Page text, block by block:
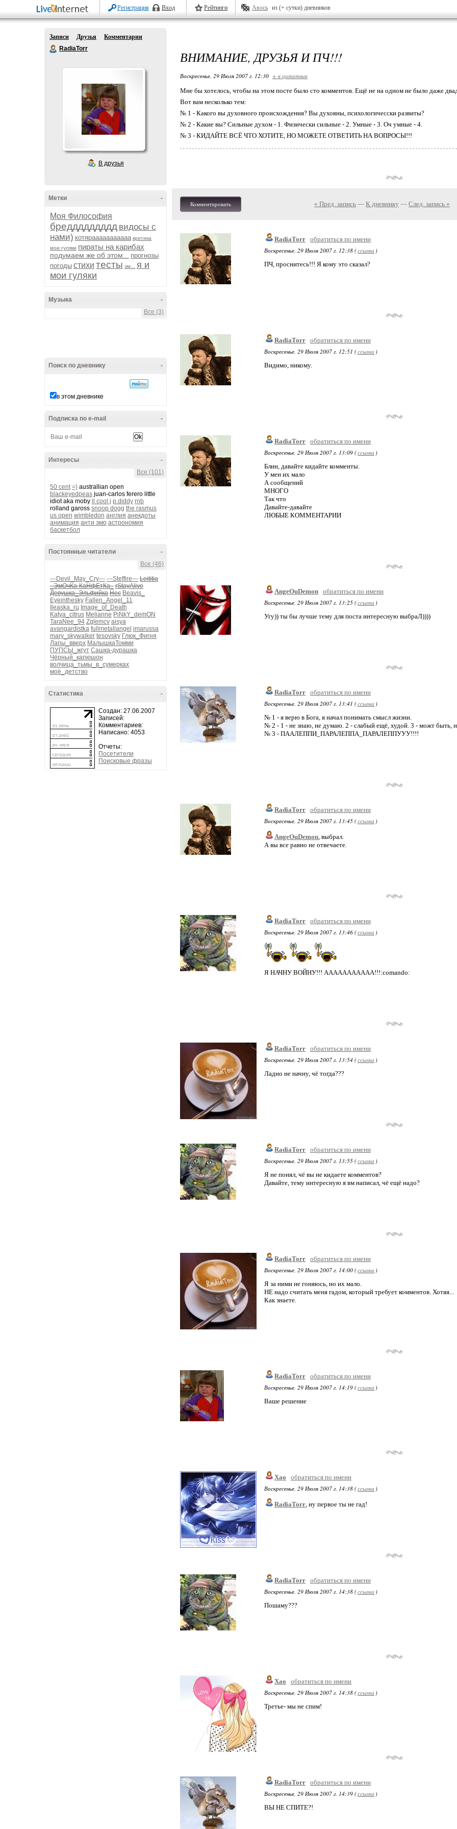
Регистрация Вход Рейтинги Авось из (+ сутки) дневников
Записи Друзья
Комментарии
RadiaTorr
В друзья
-
Метки
Моя Философия
бреддддддддд видосы с
нами) котярааааааааааа критика
мои гуляки пираты на карибах
подумаем же об этом...
прогнозы
погоды стихи тесты эм...
я и
мои гуляки
-
Музыка
Все (3)
-
Поиск по дневнику
в этом дневнике
-
Подписка по e-mail
-
Интересы
Все (101)
50 cent =) australlian open
blackeyedpeas juan-carlos ferero little
idiot aka moby
ll cool j p.diddy rnb
rolland gaross snoop dogg the rasmus
us open wimbledon англия анекдоты
анимация анти эмо астрономия
баскетбол
-
Постоянные читатели
Все (46)
---Devil_May_Cry--- ---Steffire--- Leititia
_ЭмОчКа-КаНфЕтКа_ rStayAlive
Девушка_Эльфийка Нес Beavis_
Eyeinthesky Fallen_Angel_11
Ileaska_ru Image_of_Death
Katya_citrus Melianne PiNkY_demON
TaraNee_94 Zglemcv aisya
avangardistka fullmetallangel imarussa
mary_skywalker tesovsky Глюк_Фигня
Лапы_вверх МалышкаТомми
ПУПСЫ_жгут Сашка-дурашка
Чёрный_капюшон
волчица_тьмы_в_сумерках
моё_детство
-
Статистика
Создан: 27.06.2007
Записей:
Комментариев:
Написано: 4053
Отчеты:
Посетители
Поисковые фразы
ВНИМАНИЕ, ДРУЗЬЯ И ПЧ!!!
Воскресенье, 29 Июля 2007 г. 12:30 + в цитатник
Мне бы хотелось, чтобы на этом посте было сто комментов. Ещё не на одном не было
Вот вам несколько тем:
№ 1 - Какого вы духовного происхождения? Вы духовны, психологичесски развиты?
№ 2 - Какие вы? Сильные духом - 1. Физически сильные - 2. Умные - 3. Оч умные - 4.
№ 3 - КИДАЙТЕ ВСЁ ЧТО ХОТИТЕ, НО МОЖЕТЕ ОТВЕТИТЬ НА ВОПРОСЫ!!!
Комментировать « Пред. запись — К дневнику — След. запись »
RadiaTorr обратиться по имени
Воскресенье, 29 Июля 2007 г. 12:38 (ссылка )
ПЧ, проснитесь!!! Я кому это сказал?
RadiaTorr обратиться по имени
Воскресенье, 29 Июля 2007 г. 12:51 (ссылка )
Видимо, никому.
RadiaTorr обратиться по имени
Воскресенье, 29 Июля 2007 г. 13:09 (ссылка )
Блин, давайте кидайте комменты.
У мен их мало
А сообщений
МНОГО
Так что
Давайте-давайте
ЛЮБЫЕ КОММЕНТАРИИ
AngeOuDemon обратиться по имени
Воскресенье, 29 Июля 2007 г. 13:25 (ссылка )
Угу)) ты бы лучше тему для поста интересную выбраЛ))))
RadiaTorr обратиться по имени
Воскресенье, 29 Июля 2007 г. 13:41 (ссылка )
№ 1 - я верю в Бога, я начал понимать смысл жизни.
№ 2 - 1 - не знаю, не думаю. 2 - слабый ещё, худой. 3 - можт быть,
№ 3 - ПААЛЕППИ_ПАРАЛЕППА_ПАРАЛЕППУУУ!!!!
RadiaTorr обратиться по имени
Воскресенье, 29 Июля 2007 г. 13:45 (ссылка )
AngeOuDemon, выбрал.
А вы все равно не отвечаете.
RadiaTorr обратиться по имени
Воскресенье, 29 Июля 2007 г. 13:46 (ссылка )
Я НАЧНУ ВОЙНУ!!! ААААААААААА!!!:comando:
RadiaTorr обратиться по имени
Воскресенье, 29 Июля 2007 г. 13:54 (ссылка )
Ладно не начну, чё тогда???
RadiaTorr обратиться по имени
Воскресенье, 29 Июля 2007 г. 13:55 (ссылка )
Я не понял, чё вы не кидаете комментов?
Давайте, тему интересную я вм написал, чё ещё надо?
RadiaTorr обратиться по имени
Воскресенье, 29 Июля 2007 г. 14:00 (ссылка )
Я за ними не гоняюсь, но их мало.
НЕ надо считать меня гадом, который требует комментов. Хотяя...
Как знаете.
RadiaTorr обратиться по имени
Воскресенье, 29 Июля 2007 г. 14:19 (ссылка )
Ваше решение
Xao
обратиться по имени
Воскресенье, 29 Июля 2007 г. 14:38 (ссылка )
RadiaTorr, ну первое ты не гад!
RadiaTorr обратиться по имени
Воскресенье, 29 Июля 2007 г. 14:38 (ссылка )
Пошаму???
Xao
обратиться по имени
Воскресенье, 29 Июля 2007 г. 14:38 (ссылка )
Третье- мы не спим!
RadiaTorr обратиться по имени
Воскресенье, 29 Июля 2007 г. 14:39 (ссылка )
ВЫ НЕ СПИТЕ?!